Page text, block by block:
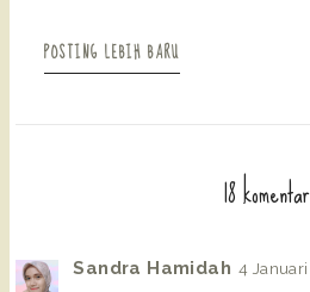
POSTING LEBIH BARU
18 komentar
Sandra Hamidah 4